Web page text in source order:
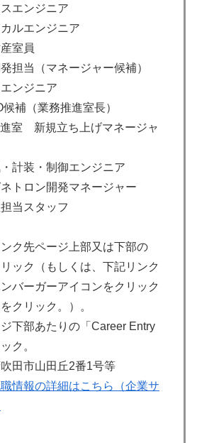
エンジニア
ルエンジニア
室員
担当（マネージャー候補）
ンジニア
補（業務推進室長）
進室 新規立ち上げマネージャ
計装・制御エンジニア
トロン開発マネージャー
当スタッフ
ク先ページ上部又は下部の
ック（もしくは、下記リンク
バーガーアイコンをクリック
クリック。）。
ジ下部あたりの「Career Entry
ク。
吹田市山田丘2番1号等
情報の詳細はこちら（企業サ